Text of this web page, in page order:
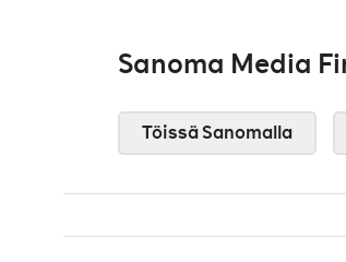
Sanoma Media
Töissä Sanomalla